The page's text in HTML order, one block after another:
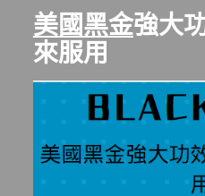
美國黑金強大
來服用